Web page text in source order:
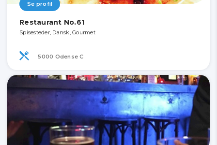
Se profil
Restaurant No.61
Spisesteder, Dansk, Gourmet
5000 Odense C